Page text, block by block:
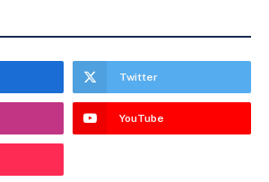
Twitter
YouTube